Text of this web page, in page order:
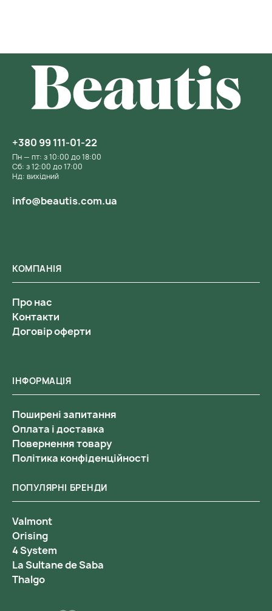
ІНФОРМАЦІЯ
Поширені запитання
Оплата і доставка
Повернення товару
Політика конфіденційності
КОМПАНІЯ
Про нас
Контакти
Договір оферти
ПОПУЛЯРНІ БРЕНДИ
Valmont
Orising
4 System
La Sultane de Saba
Thalgo
+380 99 111-01-22
Пн — пт: з 10:00 до 18:00
Сб: з 12:00 до 17:00
Нд: вихідний
info@beautis.com.ua